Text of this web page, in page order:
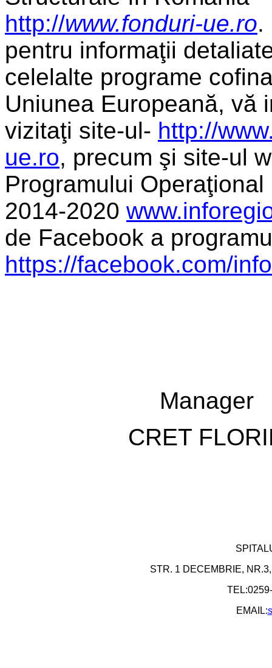
http://www.fonduri-ue.ro.
pentru informaţii
celelalte programe
Uniunea Europeană, vă
vizitaţi site-ul- http://
ue.ro, precum şi site-ul
Programului Operaţional
2014-2020
de Facebook a
https://facebook.com/
Manager
CRET
STR. 1 DECEMBRIE,
EMAIL: